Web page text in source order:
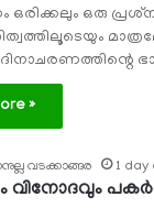
ഒരിക്കലും ഒരു
»
വടക്കാങ്ങര 1 day
വിനോദവും